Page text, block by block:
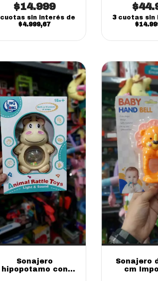
$14.999
cuotas sin interés de
$4.999,67
winfun
3 cuotas sin
Sonajero
hipopotamo con
Sonajero
cm